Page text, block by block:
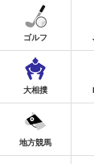
ゴルフ
大相撲
地方競馬